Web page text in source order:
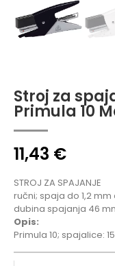
Stroj za
Primula 10
11,43 €
STROJ ZA SPAJANJE
ručni; spaja do 1,2
dubina spajanja 46
Opis:
Primula 10; spajalice: